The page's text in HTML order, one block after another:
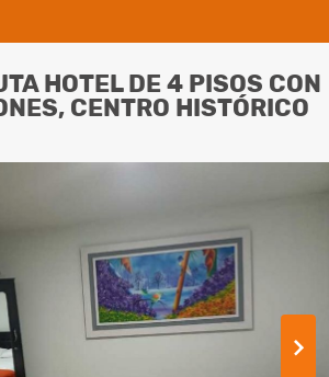
HOTEL DE 4 PISOS CON
CENTRO HISTÓRICO